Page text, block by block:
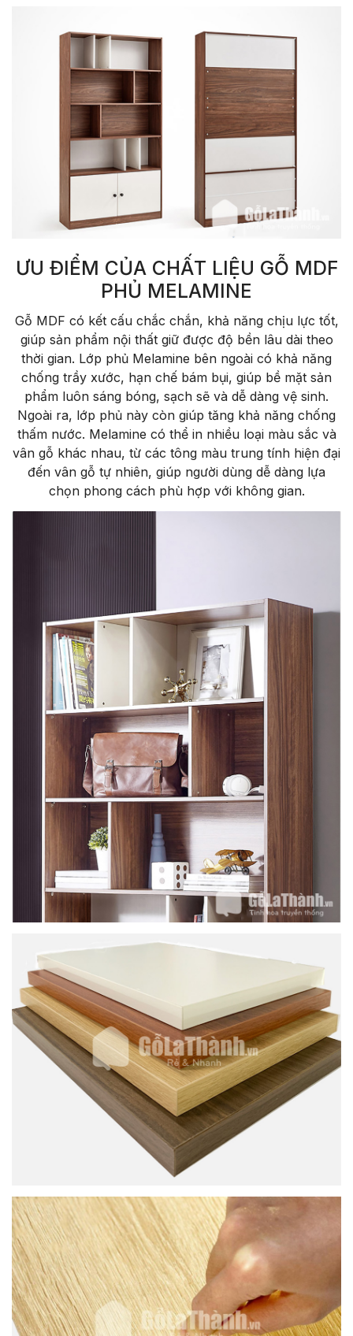
ƯU ĐIỂM CỦA CHẤT LIỆU GỖ MDF
PHỦ MELAMINE
Gỗ MDF có kết cấu chắc chắn, khả năng chịu lực tốt,
giúp sản phẩm nội thất giữ được độ bền lâu dài theo
thời gian. Lớp phủ Melamine bên ngoài có khả năng
chống trầy xước, hạn chế bám bụi, giúp bề mặt sản
phẩm luôn sáng bóng, sạch sẽ và dễ dàng vệ sinh.
Ngoài ra, lớp phủ này còn giúp tăng khả năng chống
thấm nước. Melamine có thể in nhiều loại màu sắc và
vân gỗ khác nhau, từ các tông màu trung tính hiện đại
đến vân gỗ tự nhiên, giúp người dùng dễ dàng lựa
chọn phong cách phù hợp với không gian.